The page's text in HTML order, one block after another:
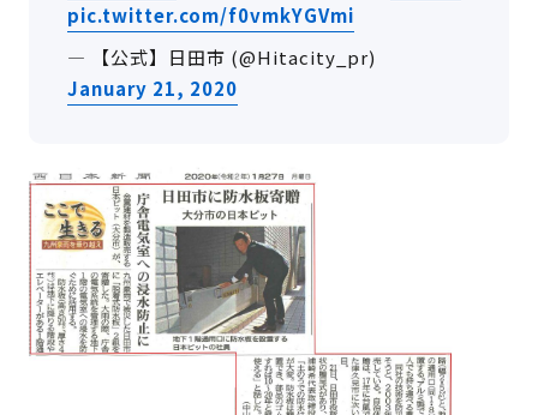
pic.twitter.com/f0vmkYGVmi
— 【公式】日田市 (@Hitacity_pr)
January 21, 2020